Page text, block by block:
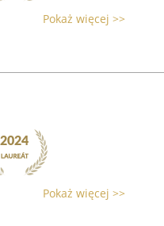
Pokaż więcej >>
Pokaż więcej >>